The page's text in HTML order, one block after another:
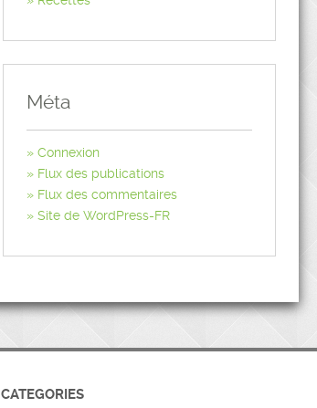
Méta
Connexion
Flux des publications
Flux des commentaires
Site de WordPress-FR
CATEGORIES